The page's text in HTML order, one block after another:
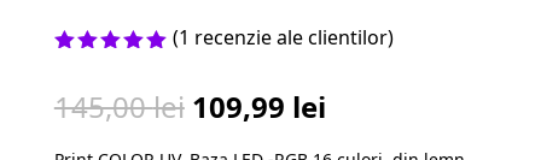
pe baza
unei
(1 recenzie ale clientilor)
145,00lei Prețul
109,99 leiPrețul